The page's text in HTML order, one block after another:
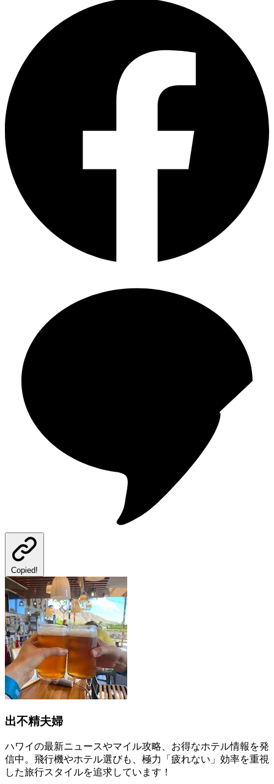
Copied!
出不精夫婦
ハワイの最新ニュースやマイル攻略、お得なホテル情報を発
信中。飛行機やホテル選びも、極力「疲れない」効率を重視
した旅行スタイルを追求しています！